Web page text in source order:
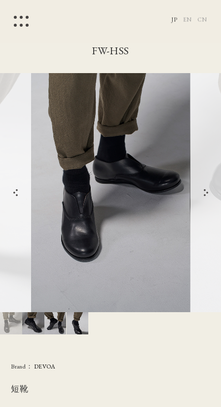
JP EN CN
FW-HSS
Brand：DEVOA
短靴